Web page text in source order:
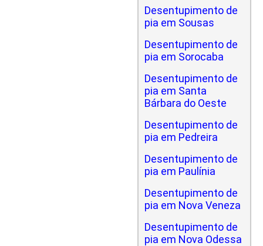
Desentupimento de
pia em Sousas
Desentupimento de
pia em Sorocaba
Desentupimento de
pia em Santa
Bárbara do Oeste
Desentupimento de
pia em Pedreira
Desentupimento de
pia em Paulínia
Desentupimento de
pia em Nova Veneza
Desentupimento de
pia em Nova Odessa